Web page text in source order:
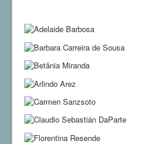
Resident Curators
Associated Members
Events